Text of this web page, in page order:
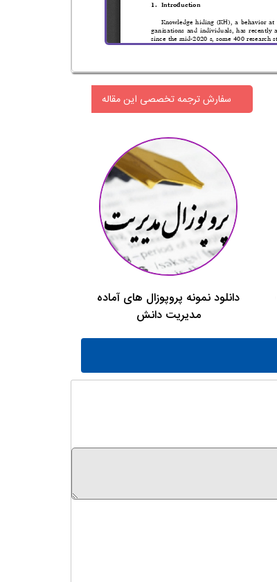
سفارش ترجمه تخصصی این مقاله
دانلود نمونه پروپوزال های آماده
مدیریت دانش